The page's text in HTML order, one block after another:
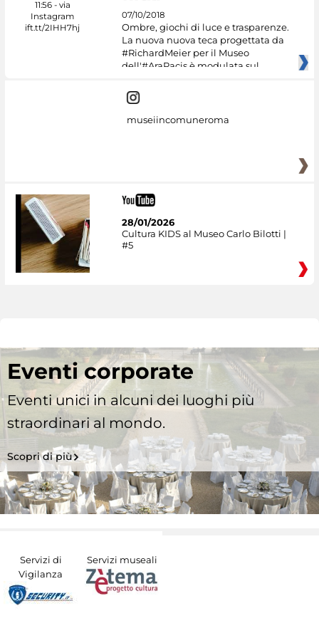
07/10/2018
Ombre, giochi di luce e trasparenze.
La nuova nuova teca progettata da
#RichardMeier per il Museo
dell'#AraPacis è modulata sul
museiincomuneroma
28/01/2026
Cultura KIDS al Museo Carlo Bilotti |
#5
Eventi corporate
Eventi unici in alcuni dei luoghi più
straordinari al mondo.
Scopri di più
Servizi di
Vigilanza
Servizi museali